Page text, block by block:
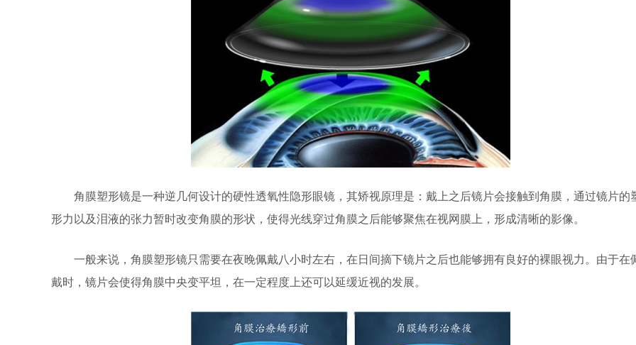
角膜塑形镜是一种逆几何设计的硬性透氧性隐形眼镜，其矫视原理是：戴上之后镜片会接触到角膜，通过镜片的
形力以及泪液的张力暂时改变角膜的形状，使得光线穿过角膜之后能够聚焦在视网膜上，形成清晰的影像。
一般来说，角膜塑形镜只需要在夜晚佩戴八小时左右，在日间摘下镜片之后也能够拥有良好的裸眼视力。由于在
戴时，镜片会使得角膜中央变平坦，在一定程度上还可以延缓近视的发展。